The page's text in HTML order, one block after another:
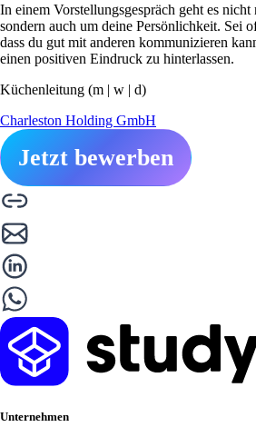
In einem Vorstellungsgespräch geht es
sondern auch um deine Persönlichkeit. Sei
dass du gut mit anderen kommunizieren
einen positiven Eindruck zu hinterlassen.
Küchenleitung (m | w | d)
Charleston Holding GmbH
Jetzt bewerben
Unternehmen